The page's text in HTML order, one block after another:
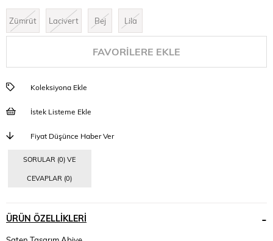
Zümrüt Lacivert Bej Lila
FAVORILERE EKLE
Koleksiyona Ekle
İstek Listeme Ekle
Fiyat Düşünce Haber Ver
SORULAR (0) VE
CEVAPLAR (0)
ÜRÜN ÖZELLIKLERI